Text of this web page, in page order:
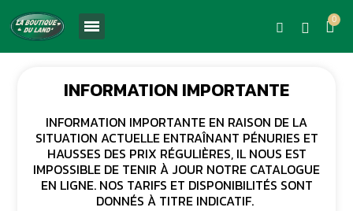
INFORMATION IMPORTANTE
INFORMATION IMPORTANTE EN RAISON DE LA
SITUATION ACTUELLE ENTRAÎNANT PÉNURIES ET
HAUSSES DES PRIX RÉGULIÈRES, IL NOUS EST
IMPOSSIBLE DE TENIR À JOUR NOTRE CATALOGUE
EN LIGNE. NOS TARIFS ET DISPONIBILITÉS SONT
DONNÉS À TITRE INDICATIF.